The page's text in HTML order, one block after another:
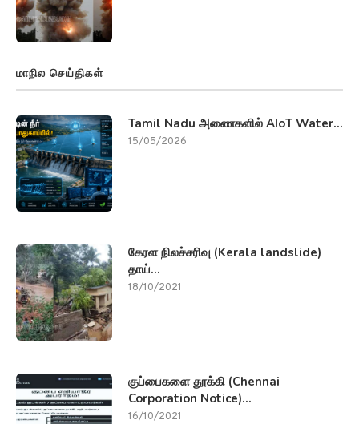
மாநில செய்திகள்
Tamil Nadu அணைகளில் AIoT Water...
15/05/2026
கேரள நிலச்சரிவு (Kerala landslide)
தாய்...
18/10/2021
குப்பைகளை தூக்கி (Chennai
Corporation Notice)...
16/10/2021